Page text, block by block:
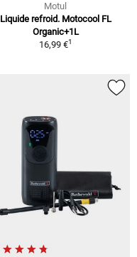
Motul
Liquide refroid. Motocool FL
Organic+1L
16,99 €1